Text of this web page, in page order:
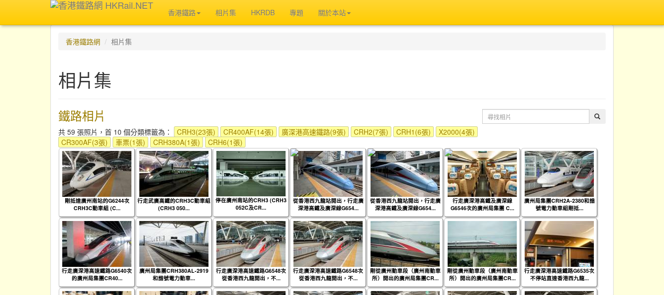
香港鐵路 相片集 HKRDB 專題 關於本站
香港鐵路網 相片集
相片集
鐵路相片
共 59 張照片，首 10 個分類標籤為： CRH3(23張) CR400AF(14張) 廣深港高速鐵路(9張) CRH2(7張) CRH1(6張)
X2000(4張)
CR300AF(3張)
車票(1張) CRH380A(1張) CRH6(1張)
剛抵達廣州南站的G6244次
CRH3C動車組 (C...
行走武廣高鐵的CRH3C動車組
(CRH3 050...
停在廣州南站的CRH3 (CRH3
052C及CR...
從香港西九龍站開出，行走廣
深港高鐵及廣深線G654...
從香港西九龍站開出，行走廣
深港高鐵及廣深線G654...
行走廣深港高鐵及廣深線
G6546次的廣州局集團 C...
廣州局集團CRH2A-2380和諧
號電力動車組剛抵...
行走廣深港高速鐵路G6540次
的廣州局集團CR40...
廣州局集團CRH380AL-2919
和諧號電力動車...
行走廣深港高速鐵路G6548次
從香港西九龍開出，不...
行走廣深港高速鐵路G6548次
從香港西九龍開出，不...
剛從廣州動車段（廣州南動車
所）開出的廣州局集團CR...
剛從廣州動車段（廣州南動車
所）開出的廣州局集團CR...
行走廣深港高速鐵路G6535次
不停站直達香港西九龍...